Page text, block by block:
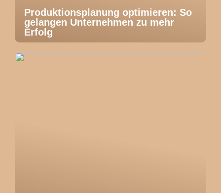
Produktionsplanung optimieren: So
gelangen Unternehmen zu mehr
Erfolg